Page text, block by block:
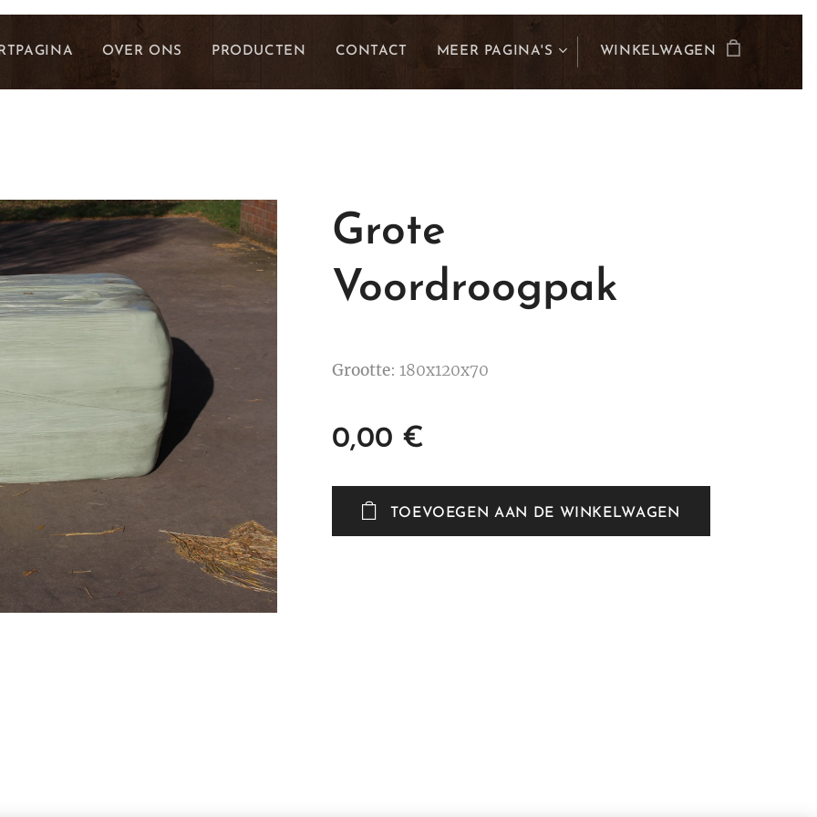
OVER ONS PRODUCTEN CONTACT MEER PAGINA'S WINKELWAGEN
Grote
Voordroogpak
Grootte: 180x120x70
0,00 €
TOEVOEGEN AAN DE WINKELWAGEN